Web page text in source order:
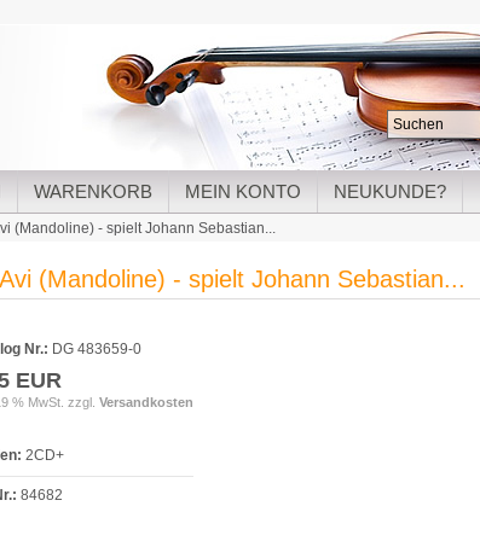
WARENKORB MEIN KONTO NEUKUNDE?
(Mandoline) - spielt Johann Sebastian...
(Mandoline) - spielt Johann Sebastian...
Nr.: DG 483659-0
EUR
% MwSt. zzgl. Versandkosten
2CD+
84682